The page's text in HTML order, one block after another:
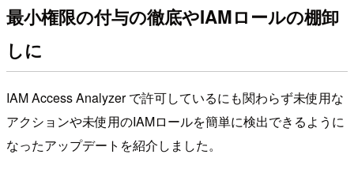
最小権限の付与の徹底やIAMロールの棚卸
しに
IAM Access Analyzer で許可しているにも関わらず未使用な
アクションや未使用のIAMロールを簡単に検出できるように
なったアップデートを紹介しました。